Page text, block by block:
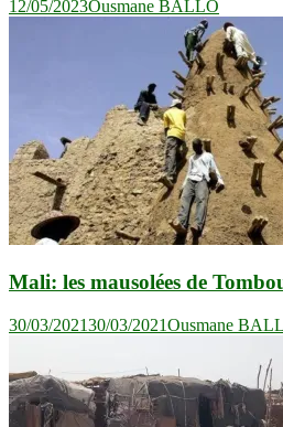
12/05/2023Ousmane BALLO
Mali: les mausolées de
30/03/202130/03/2021Ousmane